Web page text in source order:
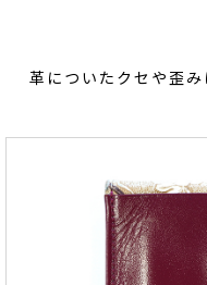
革についたクセや歪み